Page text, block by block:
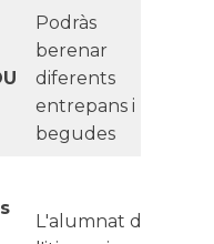
Podràs
berenar
diferents
entrepans i
begudes
L'alumnat de